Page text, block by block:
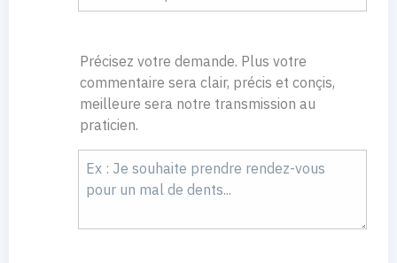
Précisez votre demande. Plus votre
commentaire sera clair, précis et conçis,
meilleure sera notre transmission au
praticien.